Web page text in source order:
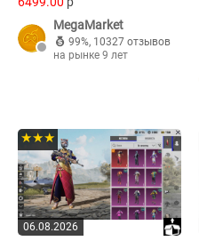
MegaMarket
99%, 10327 отзывов
на рынке 9 лет
06.08.2026
★★★